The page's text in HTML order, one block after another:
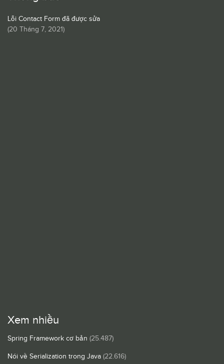
Lỗi Contact Form đã được sửa
(20 Tháng 7, 2021)
Xem nhiều
Spring Framework cơ bản (25.487)
Nói về Serialization trong Java (22.616)